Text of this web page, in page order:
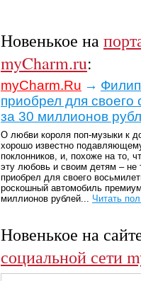
Новенькое на
myCharm.ru:
myCharm.Ru →
приобрел для
за 30 миллионов
О любви короля поп-музыки к
хорошо известно
поклонников, и, похоже на то,
эту любовь и своим детям – не
приобрел для своего
роскошный автомобиль
миллионов рублей... Читать
Новенькое на
социальной сети